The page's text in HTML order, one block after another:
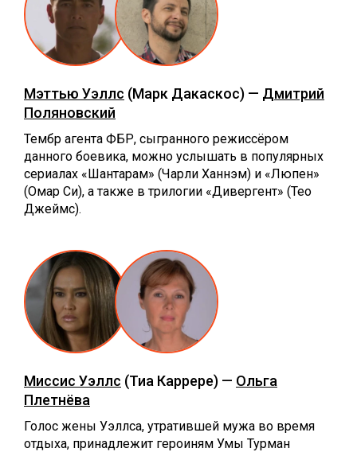
Мэттью Уэллс (Марк Дакаскос) — Дмитрий
Поляновский
Тембр агента ФБР, сыгранного режиссёром
данного боевика, можно услышать в популярных
сериалах «Шантарам» (Чарли Ханнэм) и «Люпен»
(Омар Си), а также в трилогии «Дивергент» (Тео
Джеймс).
Миссис Уэллс (Тиа Каррере) — Ольга
Плетнёва
Голос жены Уэллса, утратившей мужа во время
отдыха, принадлежит героиням Умы Турман